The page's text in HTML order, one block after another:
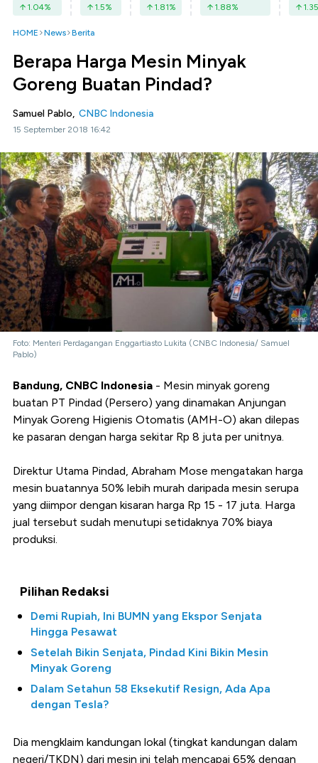
1.04% 1.5% 1.81% 1.88% 1.35
HOME News Berita
Berapa Harga Mesin Minyak
Goreng Buatan Pindad?
Samuel Pablo, CNBC Indonesia
15 September 2018 16:42
Foto: Menteri Perdagangan Enggartiasto Lukita (CNBC Indonesia/ Samuel
Pablo)
Bandung, CNBC Indonesia - Mesin minyak goreng
buatan PT Pindad (Persero) yang dinamakan Anjungan
Minyak Goreng Higienis Otomatis (AMH-O) akan dilepas
ke pasaran dengan harga sekitar Rp 8 juta per unitnya.
Direktur Utama Pindad, Abraham Mose mengatakan harga
mesin buatannya 50% lebih murah daripada mesin serupa
yang diimpor dengan kisaran harga Rp 15 - 17 juta. Harga
jual tersebut sudah menutupi setidaknya 70% biaya
produksi.
Pilihan Redaksi
Demi Rupiah, Ini BUMN yang Ekspor Senjata
Hingga Pesawat
Setelah Bikin Senjata, Pindad Kini Bikin Mesin
Minyak Goreng
Dalam Setahun 58 Eksekutif Resign, Ada Apa
dengan Tesla?
Dia mengklaim kandungan lokal (tingkat kandungan dalam
negeri/TKDN) dari mesin ini telah mencapai 65% dengan